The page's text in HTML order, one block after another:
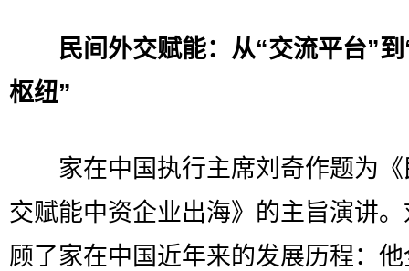
民间外交赋能：从“交流平台”
枢纽”
家在中国执行主席刘奇作题为《
交赋能中资企业出海》的主旨演讲
顾了家在中国近年来的发展历程：